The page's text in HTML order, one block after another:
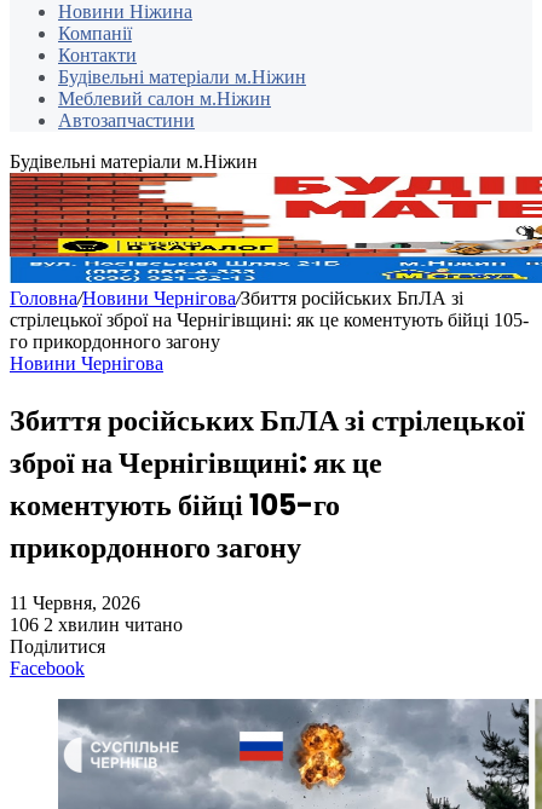
Новини Ніжина
Компанії
Контакти
Будівельні матеріали м.Ніжин
Меблевий салон м.Ніжин
Автозапчастини
Будівельні матеріали м.Ніжин
Головна/Новини Чернігова/Збиття російських БпЛА зі
стрілецької зброї на Чернігівщині: як це коментують бійці 105-
го прикордонного загону
Новини Чернігова
Збиття російських БпЛА зі стрілецької
зброї на Чернігівщині: як це
коментують бійці 105-го
прикордонного загону
11 Червня, 2026
106 2 хвилин читано
Поділитися
Facebook